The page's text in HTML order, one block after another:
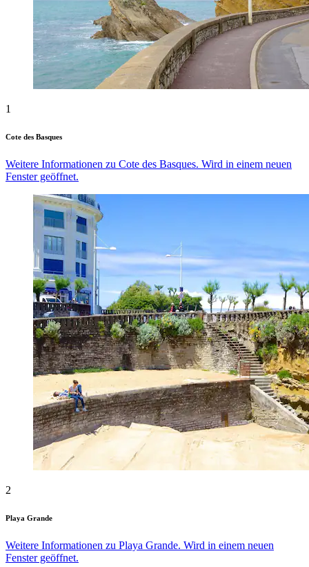
1
Cote des Basques
Weitere Informationen zu Cote des Basques. Wird in einem neuen
Fenster geöffnet.
2
Playa Grande
Weitere Informationen zu Playa Grande. Wird in einem neuen
Fenster geöffnet.